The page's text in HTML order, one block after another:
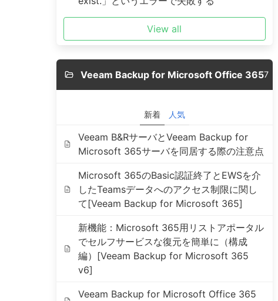
View all
Veeam Backup for Microsoft Office 3657
新着 人気
Veeam B&RサーバとVeeam Backup for
Microsoft 365サーバを同居する際の注意点
Microsoft 365のBasic認証終了とEWSを介
したTeamsデータへのアクセス制限に関し
て[Veeam Backup for Microsoft 365]
新機能：Microsoft 365用リストアポータル
でセルフサービスな復元を簡単に（構成
編）[Veeam Backup for Microsoft 365
v6]
Veeam Backup for Microsoft Office 365